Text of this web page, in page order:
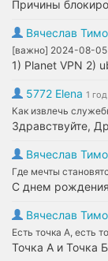
Причины
Вячеслав
[важно] 2024-08-05
1) Planet VPN 2)
5772 Elena 1
Как извлечь
Здравствуйте,
Вячеслав
Где мечты
С днем
Вячеслав
Есть точка А, есть
Точка А и Точка